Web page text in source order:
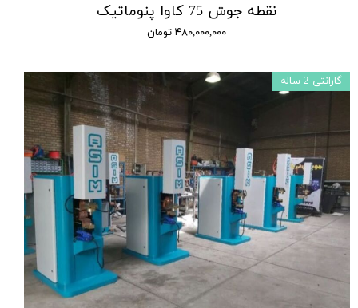
نقطه جوش 75 کاوا پنوماتیک
۴۸۰,۰۰۰,۰۰۰ تومان
گارانتی 2 ساله